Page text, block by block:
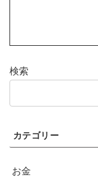
検索
カテゴリー
お金